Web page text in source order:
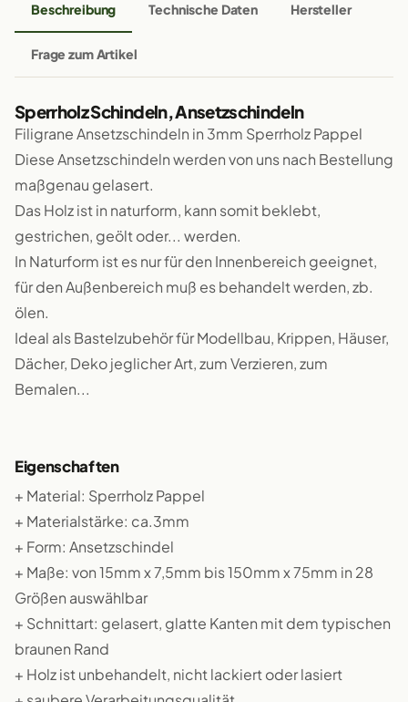
Beschreibung Technische Daten Hersteller
Frage zum Artikel
Sperrholz Schindeln, Ansetzschindeln
Filigrane Ansetzschindeln in 3mm Sperrholz Pappel
Diese Ansetzschindeln werden von uns nach Bestellung
maßgenau gelasert.
Das Holz ist in naturform, kann somit beklebt,
gestrichen, geölt oder... werden.
In Naturform ist es nur für den Innenbereich geeignet,
für den Außenbereich muß es behandelt werden, zb.
ölen.
Ideal als Bastelzubehör für Modellbau, Krippen, Häuser,
Dächer, Deko jeglicher Art, zum Verzieren, zum
Bemalen...
Eigenschaften
+ Material: Sperrholz Pappel
+ Materialstärke: ca.3mm
+ Form: Ansetzschindel
+ Maße: von 15mm x 7,5mm bis 150mm x 75mm in 28
Größen auswählbar
+ Schnittart: gelasert, glatte Kanten mit dem typischen
braunen Rand
+ Holz ist unbehandelt, nicht lackiert oder lasiert